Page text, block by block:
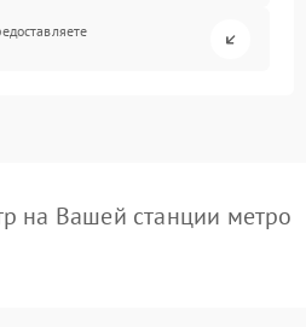
на Вашей станции метро